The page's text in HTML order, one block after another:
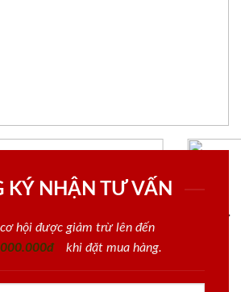
KÝ NHẬN TƯ VẤN
hội được giảm trừ lên đến
khi đặt mua hàng.